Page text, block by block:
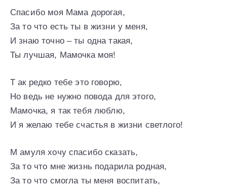
Спасибо моя Мама дорогая,
За то что есть ты в жизни у меня,
И знаю точно – ты одна такая,
Ты лучшая, Мамочка моя!
Т ак редко тебе это говорю,
Но ведь не нужно повода для этого,
Мамочка, я так тебя люблю,
И я желаю тебе счастья в жизни светлого!
М амуля хочу спасибо сказать,
За то что мне жизнь подарила родная,
За то что смогла ты меня воспитать,